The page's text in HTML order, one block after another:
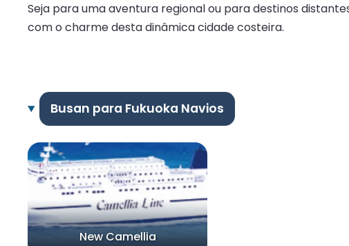
Seja para uma aventura regional ou para destinos
com o charme desta dinâmica cidade costeira.
Busan para Fukuoka Navios
New Camellia